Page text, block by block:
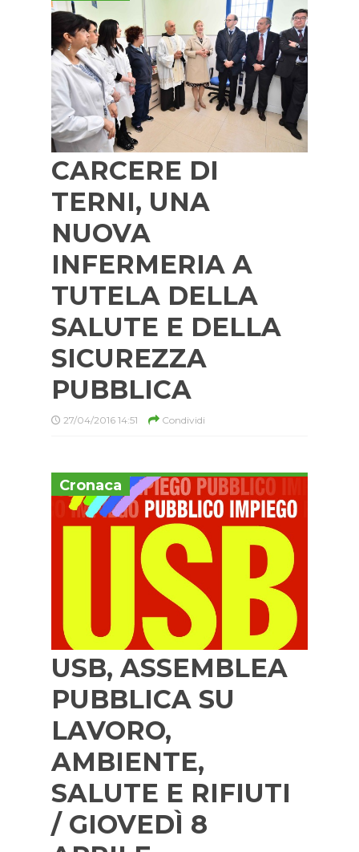
CARCERE DI
TERNI, UNA
NUOVA
INFERMERIA A
TUTELA DELLA
SALUTE E DELLA
SICUREZZA
PUBBLICA
27/04/2016 14:51 Condividi
Cronaca
USB, ASSEMBLEA
PUBBLICA SU
LAVORO,
AMBIENTE,
SALUTE E RIFIUTI
/ GIOVEDÌ 8